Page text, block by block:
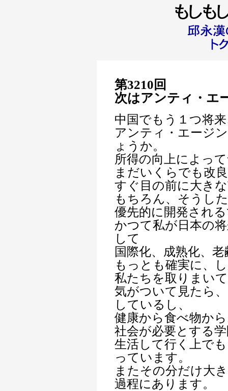
第3210回
次はアンティ・エ
中国でもう１つ将
アンティ・エージ
ょうか。
所得の向上によっ
まだいくらでも改
すぐ目の前に大き
もちろん、そうし
優先的に開発され
かつて私が日本の
して
国際化、成熟化、
もっとも確実に、
私たちを取りまい
気がついて見たら
しているし、
健康から食べ物か
社会が必要とする
生活して行く上で
っています。
またその分だけ大
過程にあります。